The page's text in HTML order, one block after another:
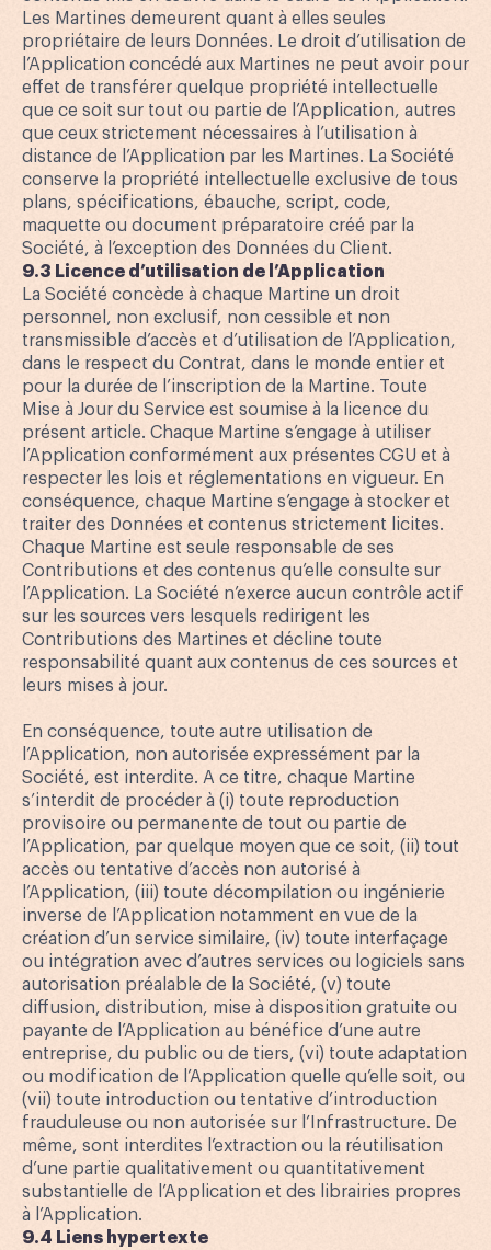
Les Martines demeurent quant à elles seules
propriétaire de leurs Données. Le droit d’utilisation de
l’Application concédé aux Martines ne peut avoir pour
effet de transférer quelque propriété intellectuelle
que ce soit sur tout ou partie de l’Application, autres
que ceux strictement nécessaires à l’utilisation à
distance de l’Application par les Martines. La Société
conserve la propriété intellectuelle exclusive de tous
plans, spécifications, ébauche, script, code,
maquette ou document préparatoire créé par la
Société, à l’exception des Données du Client.
9.3 Licence d’utilisation de l’Application
La Société concède à chaque Martine un droit
personnel, non exclusif, non cessible et non
transmissible d’accès et d’utilisation de l’Application,
dans le respect du Contrat, dans le monde entier et
pour la durée de l’inscription de la Martine. Toute
Mise à Jour du Service est soumise à la licence du
présent article. Chaque Martine s’engage à utiliser
l’Application conformément aux présentes CGU et à
respecter les lois et réglementations en vigueur. En
conséquence, chaque Martine s’engage à stocker et
traiter des Données et contenus strictement licites.
Chaque Martine est seule responsable de ses
Contributions et des contenus qu’elle consulte sur
l’Application. La Société n’exerce aucun contrôle actif
sur les sources vers lesquels redirigent les
Contributions des Martines et décline toute
responsabilité quant aux contenus de ces sources et
leurs mises à jour.
En conséquence, toute autre utilisation de
l’Application, non autorisée expressément par la
Société, est interdite. A ce titre, chaque Martine
s’interdit de procéder à (i) toute reproduction
provisoire ou permanente de tout ou partie de
l’Application, par quelque moyen que ce soit, (ii) tout
accès ou tentative d’accès non autorisé à
l’Application, (iii) toute décompilation ou ingénierie
inverse de l’Application notamment en vue de la
création d’un service similaire, (iv) toute interfaçage
ou intégration avec d’autres services ou logiciels sans
autorisation préalable de la Société, (v) toute
diffusion, distribution, mise à disposition gratuite ou
payante de l’Application au bénéfice d’une autre
entreprise, du public ou de tiers, (vi) toute adaptation
ou modification de l’Application quelle qu’elle soit, ou
(vii) toute introduction ou tentative d’introduction
frauduleuse ou non autorisée sur l’Infrastructure. De
même, sont interdites l’extraction ou la réutilisation
d’une partie qualitativement ou quantitativement
substantielle de l’Application et des librairies propres
à l’Application.
9.4 Liens hypertexte